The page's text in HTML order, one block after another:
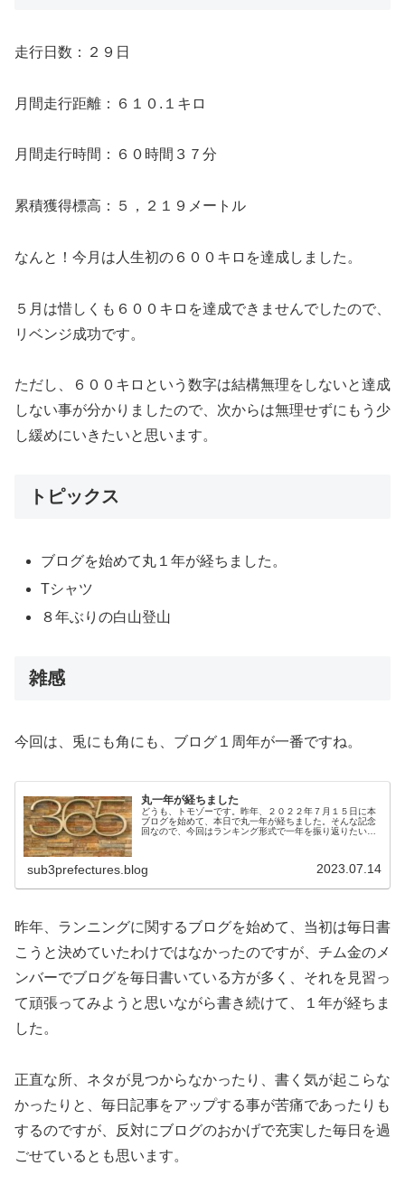
走行日数：２９日
月間走行距離：６１０.１キロ
月間走行時間：６０時間３７分
累積獲得標高：５，２１９メートル
なんと！今月は人生初の６００キロを達成しました。
５月は惜しくも６００キロを達成できませんでしたので、
リベンジ成功です。
ただし、６００キロという数字は結構無理をしないと達成
しない事が分かりましたので、次からは無理せずにもう少
し緩めにいきたいと思います。
トピックス
ブログを始めて丸１年が経ちました。
Tシャツ
８年ぶりの白山登山
雑感
今回は、兎にも角にも、ブログ１周年が一番ですね。
丸一年が経ちました
どうも、トモゾーです。昨年、２０２２年７月１５日に本
ブログを始めて、本日で丸一年が経ちました。そんな記念
回なので、今回はランキング形式で一年を振り返りたいと
sub3prefectures.blog 2023.07.14
昨年、ランニングに関するブログを始めて、当初は毎日書
こうと決めていたわけではなかったのですが、チム金のメ
ンバーでブログを毎日書いている方が多く、それを見習っ
て頑張ってみようと思いながら書き続けて、１年が経ちま
した。
正直な所、ネタが見つからなかったり、書く気が起こらな
かったりと、毎日記事をアップする事が苦痛であったりも
するのですが、反対にブログのおかげで充実した毎日を過
ごせているとも思います。